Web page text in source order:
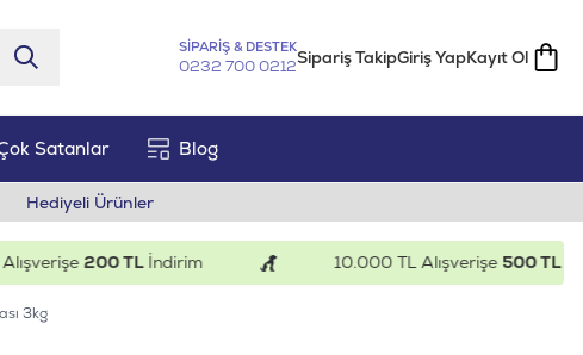
SİPARİŞ & DESTEK
0232 700 0212Sipariş TakipGiriş YapKayıt Ol
Satanlar Blog
Hediyeli Ürünler
200 TLİndirim 10.000 TL Alışverişe500 TLİndirim
3kg